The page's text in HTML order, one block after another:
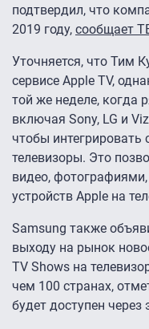
подтвердил, что
2019 году, сообщает
Уточняется, что Тим
сервисе Apple TV,
той же неделе, когда
включая Sony, LG и
чтобы интегрировать
телевизоры. Это
видео,
устройств Apple на
Samsung также
выходу на рынок
TV Shows на
чем 100 странах,
будет доступен через